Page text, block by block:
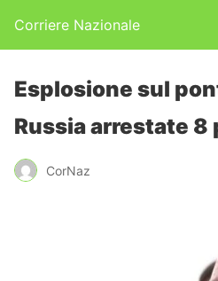
Corriere Nazionale
Esplosione sul
Russia arrestate 8
CorNaz